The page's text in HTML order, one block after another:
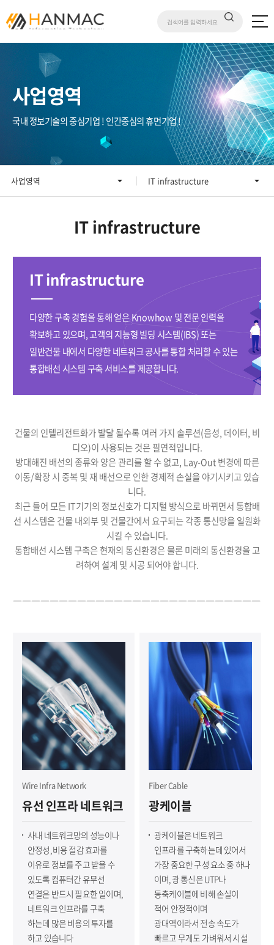
사업영역
국내 정보기술의 중심기업 ! 인간중심의 휴먼기업 !
사업영역 IT infrastructure
IT infrastructure
IT infrastructure
다양한 구축 경험을 통해 얻은 Knowhow 및 전문 인력을
확보하고 있으며, 고객의 지능형 빌딩 시스템(IBS) 또는
일반건물 내에서 다양한 네트워크 공사를 통합 처리할 수 있는
통합배선 시스템 구축 서비스를 제공합니다.
건물의 인텔리전트화가 발달 될수록 여러 가지 솔루션(음성, 데이터, 비
디오)이 사용되는 것은 필연적입니다.
방대해진 배선의 종류와 양은 관리를 할 수 없고, Lay-Out 변경에 따른
이동/확장 시 중복 및 재 배선으로 인한 경제적 손실을 야기시키고 있습
니다.
최근 들어 모든 IT기기의 정보신호가 디지털 방식으로 바뀌면서 통합배
선 시스템은 건물 내외부 및 건물간에서 요구되는 각종 통신망을 일원화
시킬 수 있습니다.
통합배선 시스템 구축은 현재의 통신환경은 물론 미래의 통신환경을 고
려하여 설계 및 시공 되어야 합니다.
Wire Infra Network
유선 인프라 네트워크
사내 네트워크망의 성능이나
안정성, 비용 절감 효과를
이유로 정보를 주고 받을 수
있도록 컴퓨터간 유무선
연결은 반드시 필요한 일이며,
네트워크 인프라를 구축
하는데 많은 비용의 투자를
하고 있습니다
Fiber Cable
광케이블
광케이블은 네트워크
인프라를 구축하는데 있어서
가장 중요한 구성 요소 중 하나
이며, 광 통신은 UTP나
동축케이블에 비해 손실이
적어 안정적이며
광대역이라서 전송 속도가
빠르고 무게도 가벼워서 시설